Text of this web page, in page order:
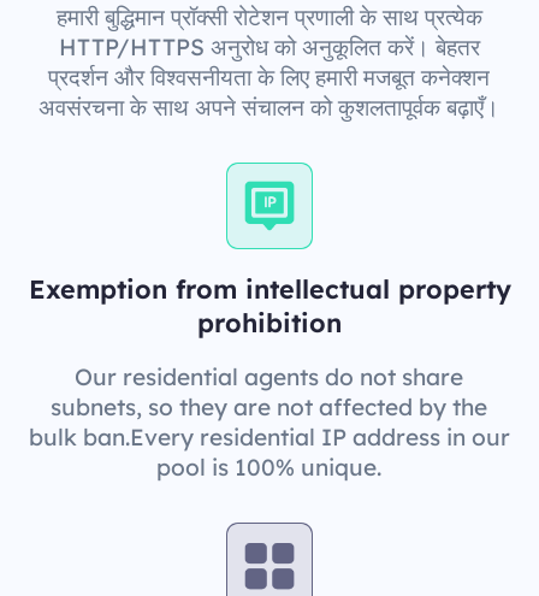
हमारी बुद्धिमान प्रॉक्सी रोटेशन प्रणाली के साथ प्रत्येक
HTTP/HTTPS अनुरोध को अनुकूलित करें। बेहतर
प्रदर्शन और विश्वसनीयता के लिए हमारी मजबूत कनेक्शन
अवसंरचना के साथ अपने संचालन को कुशलतापूर्वक बढ़ाएँ।
Exemption from intellectual property
prohibition
Our residential agents do not share
subnets, so they are not affected by the
bulk ban.Every residential IP address in our
pool is 100% unique.